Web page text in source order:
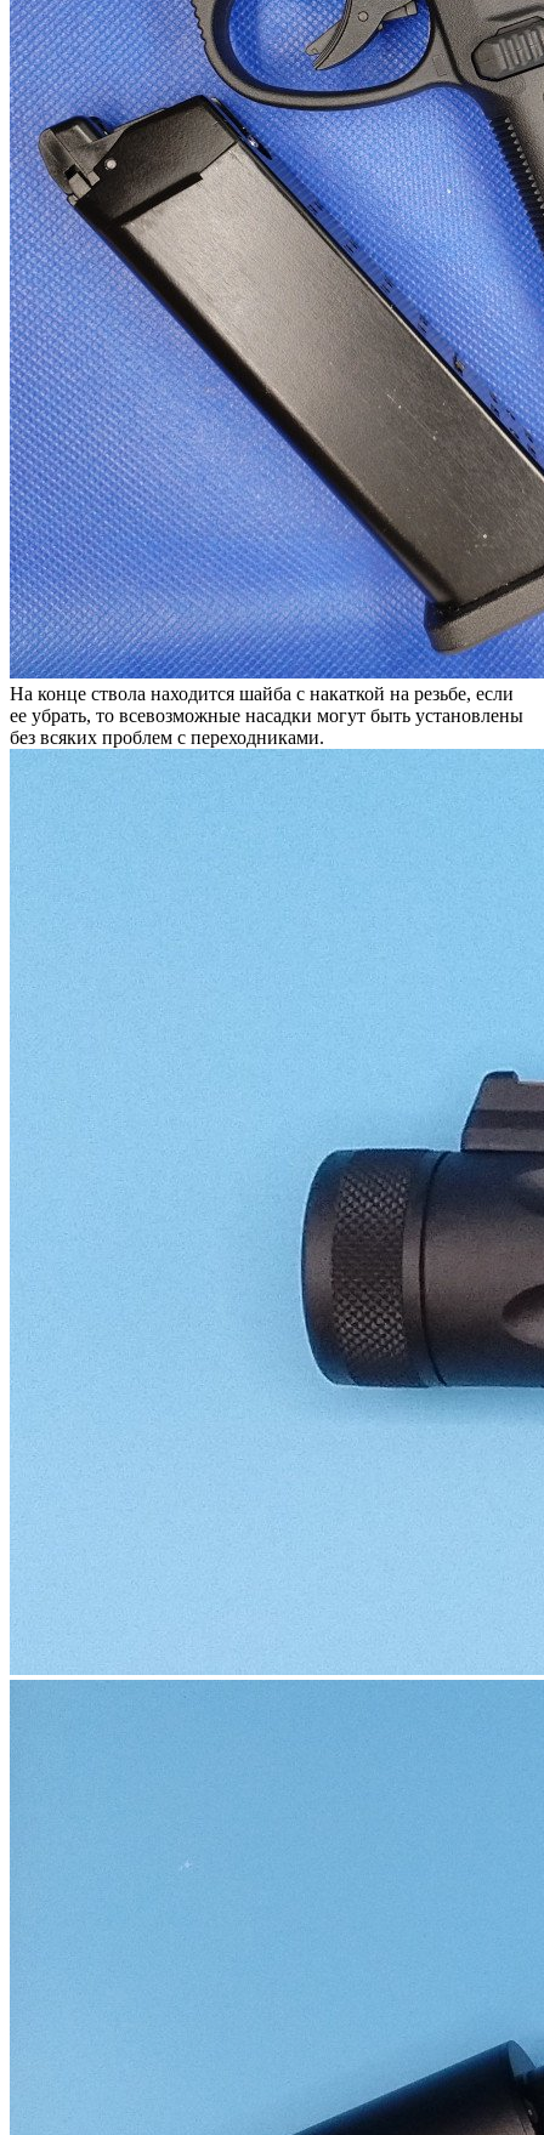
На конце ствола находится шайба с накаткой на резьбе, если
ее убрать, то всевозможные насадки могут быть установлены
без всяких проблем с переходниками.